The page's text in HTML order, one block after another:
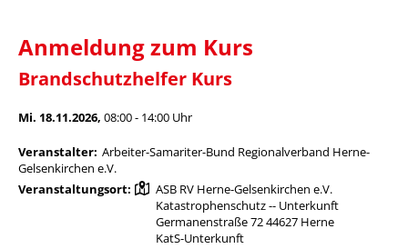
Anmeldung zum Kurs
Brandschutzhelfer Kurs
Mi. 18.11.2026, 08:00 - 14:00 Uhr
Veranstalter: Arbeiter-Samariter-Bund Regionalverband Herne-
Gelsenkirchen e.V.
Veranstaltungsort:
ASB RV Herne-Gelsenkirchen e.V.
Katastrophenschutz -- Unterkunft
Germanenstraße 72 44627 Herne
KatS-Unterkunft